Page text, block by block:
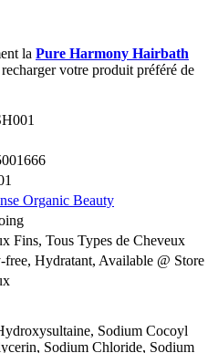
la Pure Harmony Hairbath
votre produit préféré de
Organic Beauty
Fins, Tous Types de Cheveux
free, Hydratant, Available @ Store
Sodium Cocoyl
Sodium Chloride, Sodium